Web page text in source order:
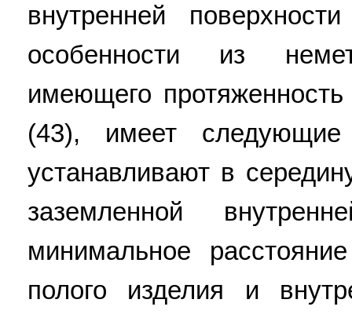
внутренней
особенности из
имеющего
(43), имеет
устанавливают в
заземленной
минимальное
полого изделия и